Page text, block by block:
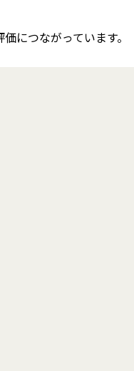
につながっています。